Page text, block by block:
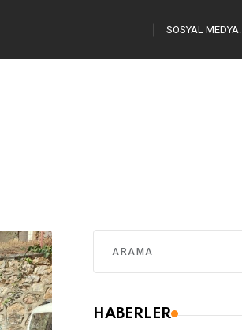
SOSYAL MEDYA:
HABERLER